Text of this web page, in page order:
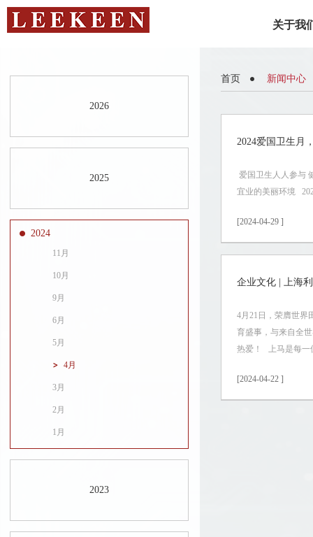
关于我
2026
2025
2024
11月
10月
9月
6月
5月
4月
3月
2月
1月
2023
首页 新闻中心
2024爱国卫生月
爱国卫生人人参与
宜业的美丽环境
[2024-04-29 ]
企业文化 | 上海
4月21日，荣膺世界
育盛事，与来自全
热爱！ 上马是每一
[2024-04-22 ]